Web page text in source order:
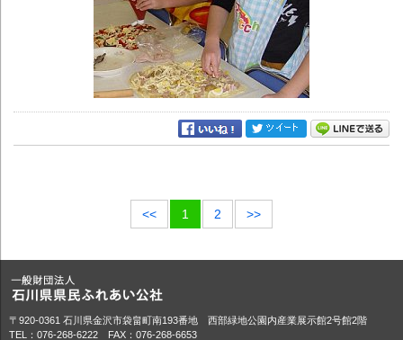
<< 1 2 >>
〒920-0361 石川県金沢市袋畠町南193番地 西部緑地公園内産業展示館2号館2階
TEL：076-268-6222 FAX：076-268-6653